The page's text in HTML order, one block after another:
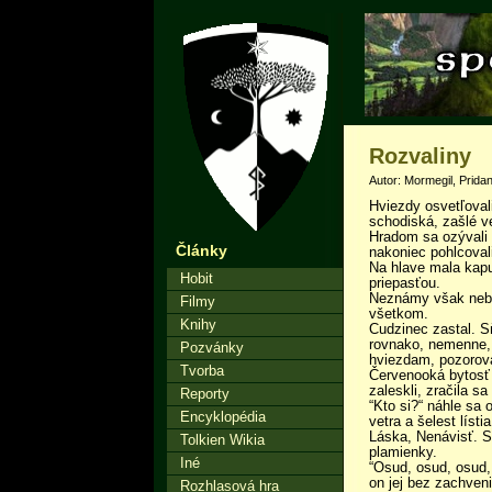
Články
Hobit
Filmy
Knihy
Pozvánky
Tvorba
Reporty
Encyklopédia
Tolkien Wikia
Iné
Rozhlasová hra
Rozvaliny
Autor: Mormegil,
Hviezdy
schodiská, zašlé
Hradom sa
nakoniec
Na hlave mala
priepasťou.
Neznámy však
všetkom.
Cudzinec zastal.
rovnako,
hviezdam,
Červenooká
zaleskli, zračila
“Kto si?“ náhle
vetra a šelest
Láska, Nenávisť.
plamienky.
“Osud, osud,
on jej bez